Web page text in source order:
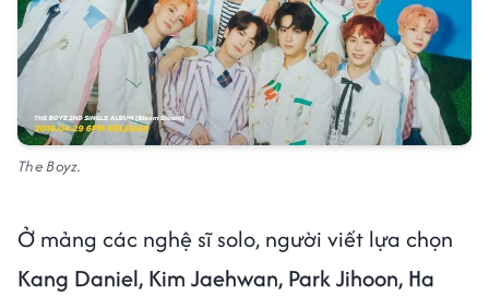
The Boyz.
Ở mảng các nghệ sĩ solo, người viết lựa chọn
Kang Daniel, Kim Jaehwan, Park Jihoon, Ha